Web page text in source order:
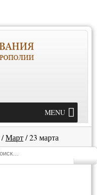
MENU
/Март/23 марта